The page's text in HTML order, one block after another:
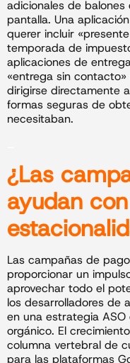
adicionales de
pantalla. Una
querer incluir
temporada de
aplicaciones de
«entrega sin
dirigirse directamente
formas seguras de
necesitaban.
¿Las
ayudan
Las campañas de
proporcionar un
aprovechar todo el
los desarrolladores de
en una estrategia
orgánico. El
columna vertebral de
para las plataformas